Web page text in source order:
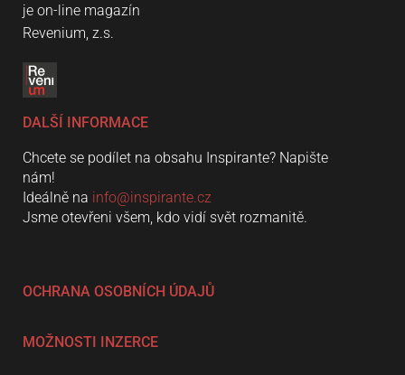
je on-line magazín
Revenium, z.s.
DALŠÍ INFORMACE
Chcete se podílet na obsahu Inspirante? Napište
nám!
Ideálně na info@inspirante.cz
Jsme otevřeni všem, kdo vidí svět rozmanitě.
OCHRANA OSOBNÍCH ÚDAJŮ
MOŽNOSTI INZERCE